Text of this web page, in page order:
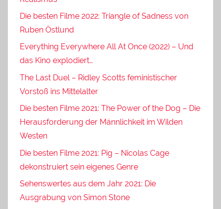
Die besten Filme 2022: Triangle of Sadness von
Ruben Östlund
Everything Everywhere All At Once (2022) – Und
das Kino explodiert…
The Last Duel – Ridley Scotts feministischer
Vorstoß ins Mittelalter
Die besten Filme 2021: The Power of the Dog – Die
Herausforderung der Männlichkeit im Wilden
Westen
Die besten Filme 2021: Pig – Nicolas Cage
dekonstruiert sein eigenes Genre
Sehenswertes aus dem Jahr 2021: Die
Ausgrabung von Simon Stone